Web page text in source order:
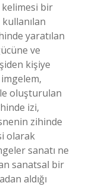
kelimesi bir
yaratılan
ve
kişiye
oluşturulan
izi,
zihinde
olarak
sanatı ne
sanatsal bir
aldığı